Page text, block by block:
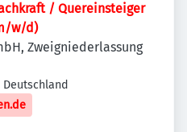
/ Quereinsteiger
w/d)
Zweigniederlassung